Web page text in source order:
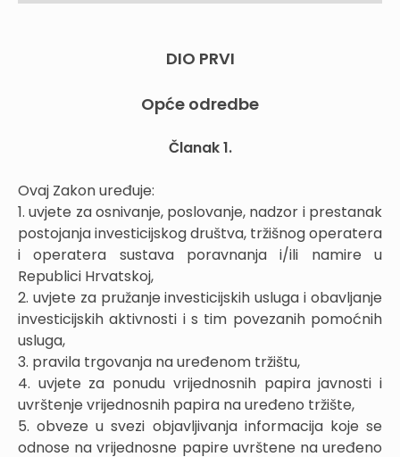
DIO PRVI
Opće odredbe
Članak 1.
Ovaj Zakon uređuje:
1. uvjete za osnivanje, poslovanje, nadzor i prestanak
postojanja investicijskog društva, tržišnog operatera
i operatera sustava poravnanja i/ili namire u
Republici Hrvatskoj,
2. uvjete za pružanje investicijskih usluga i obavljanje
investicijskih aktivnosti i s tim povezanih pomoćnih
usluga,
3. pravila trgovanja na uređenom tržištu,
4. uvjete za ponudu vrijednosnih papira javnosti i
uvrštenje vrijednosnih papira na uređeno tržište,
5. obveze u svezi objavljivanja informacija koje se
odnose na vrijednosne papire uvrštene na uređeno